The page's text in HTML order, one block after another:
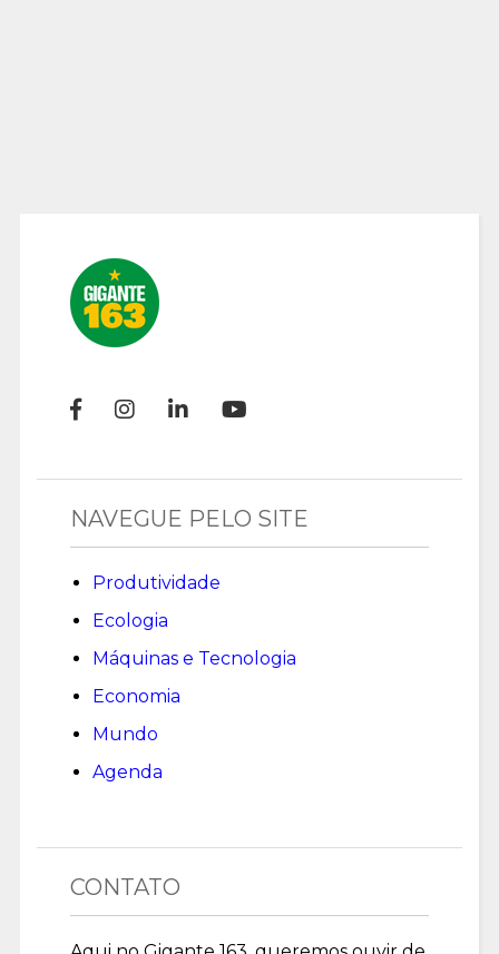
NAVEGUE PELO SITE
Produtividade
Ecologia
Máquinas e Tecnologia
Economia
Mundo
Agenda
CONTATO